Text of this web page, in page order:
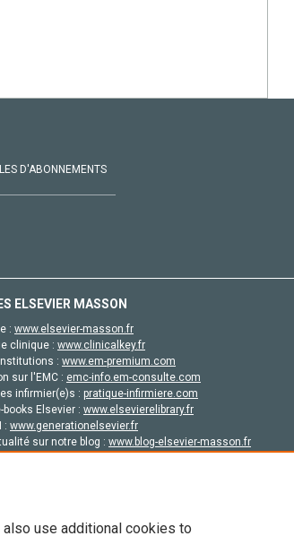
D'ABONNEMENTS
ELSEVIER MASSON
: www.elsevier-masson.fr
clinique : www.clinicalkey.fr
: www.em-premium.com
sur l'EMC : emc-info.em-consulte.com
infirmier(e)s : pratique-infirmiere.com
Elsevier : www.elsevierelibrary.fr
: www.generationelsevier.fr
sur notre blog : www.blog-elsevier-masson.fr
use additional cookies to